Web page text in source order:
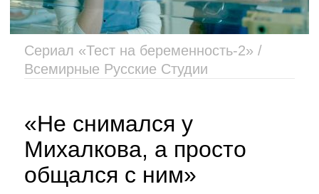
Сериал «Тест на беременность-2» /
Всемирные Русские Студии
«Не снимался у
Михалкова, а просто
общался с ним»